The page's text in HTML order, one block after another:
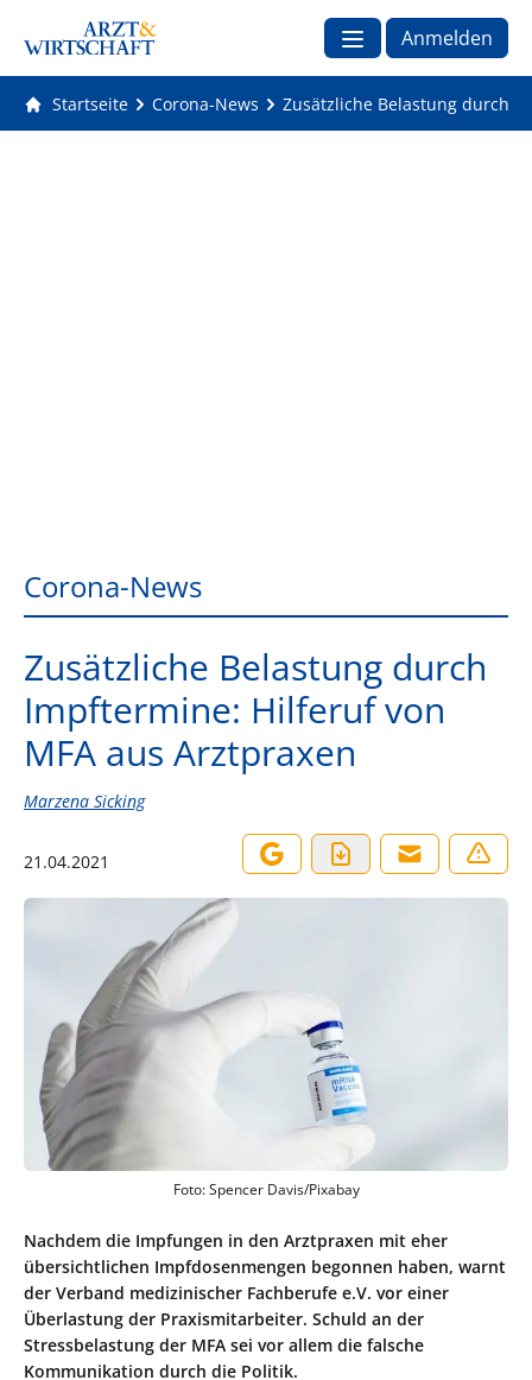
Anmelden
Startseite Corona-News Zusätzliche Belastung durch
Corona-News
Zusätzliche Belastung durch
Impftermine: Hilferuf von
MFA aus Arztpraxen
Marzena Sicking
21.04.2021
Foto: Spencer Davis/Pixabay
Nachdem die Impfungen in den Arztpraxen mit eher
übersichtlichen Impfdosenmengen begonnen haben, warnt
der Verband medizinischer Fachberufe e.V. vor einer
Überlastung der Praxismitarbeiter. Schuld an der
Stressbelastung der MFA sei vor allem die falsche
Kommunikation durch die Politik.